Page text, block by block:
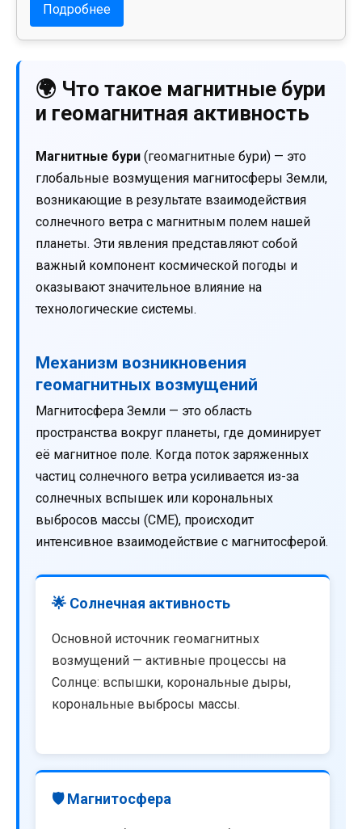
Подробнее
🌍 Что такое магнитные бури
и геомагнитная активность
Магнитные бури (геомагнитные бури) — это
глобальные возмущения магнитосферы Земли,
возникающие в результате взаимодействия
солнечного ветра с магнитным полем нашей
планеты. Эти явления представляют собой
важный компонент космической погоды и
оказывают значительное влияние на
технологические системы.
Механизм возникновения
геомагнитных возмущений
Магнитосфера Земли — это область
пространства вокруг планеты, где доминирует
её магнитное поле. Когда поток заряженных
частиц солнечного ветра усиливается из-за
солнечных вспышек или корональных
выбросов массы (CME), происходит
интенсивное взаимодействие с магнитосферой.
🌟 Солнечная активность
Основной источник геомагнитных
возмущений — активные процессы на
Солнце: вспышки, корональные дыры,
корональные выбросы массы.
🛡️ Магнитосфера